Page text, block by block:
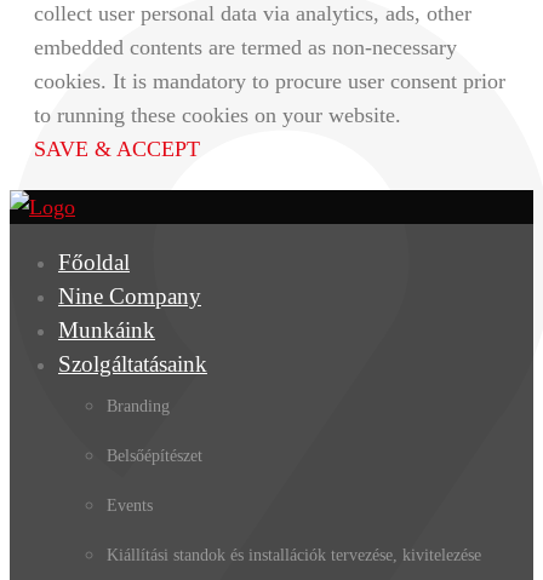
collect user personal data via analytics, ads, other
embedded contents are termed as non-necessary
cookies. It is mandatory to procure user consent prior
to running these cookies on your website.
SAVE & ACCEPT
Főoldal
Nine Company
Munkáink
Szolgáltatásaink
Branding
Belsőépítészet
Events
Kiállítási standok és installációk tervezése, kivitelezése